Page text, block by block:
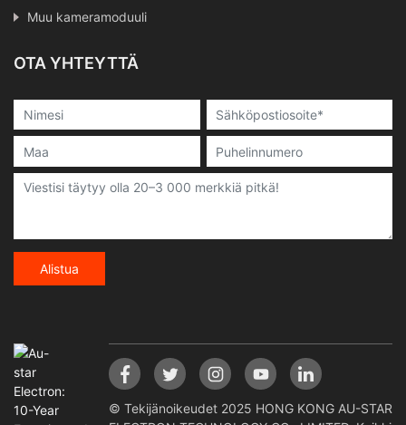
Muu kameramoduuli
OTA YHTEYTTÄ
Alistua
© Tekijänoikeudet 2025 HONG KONG AU-STAR